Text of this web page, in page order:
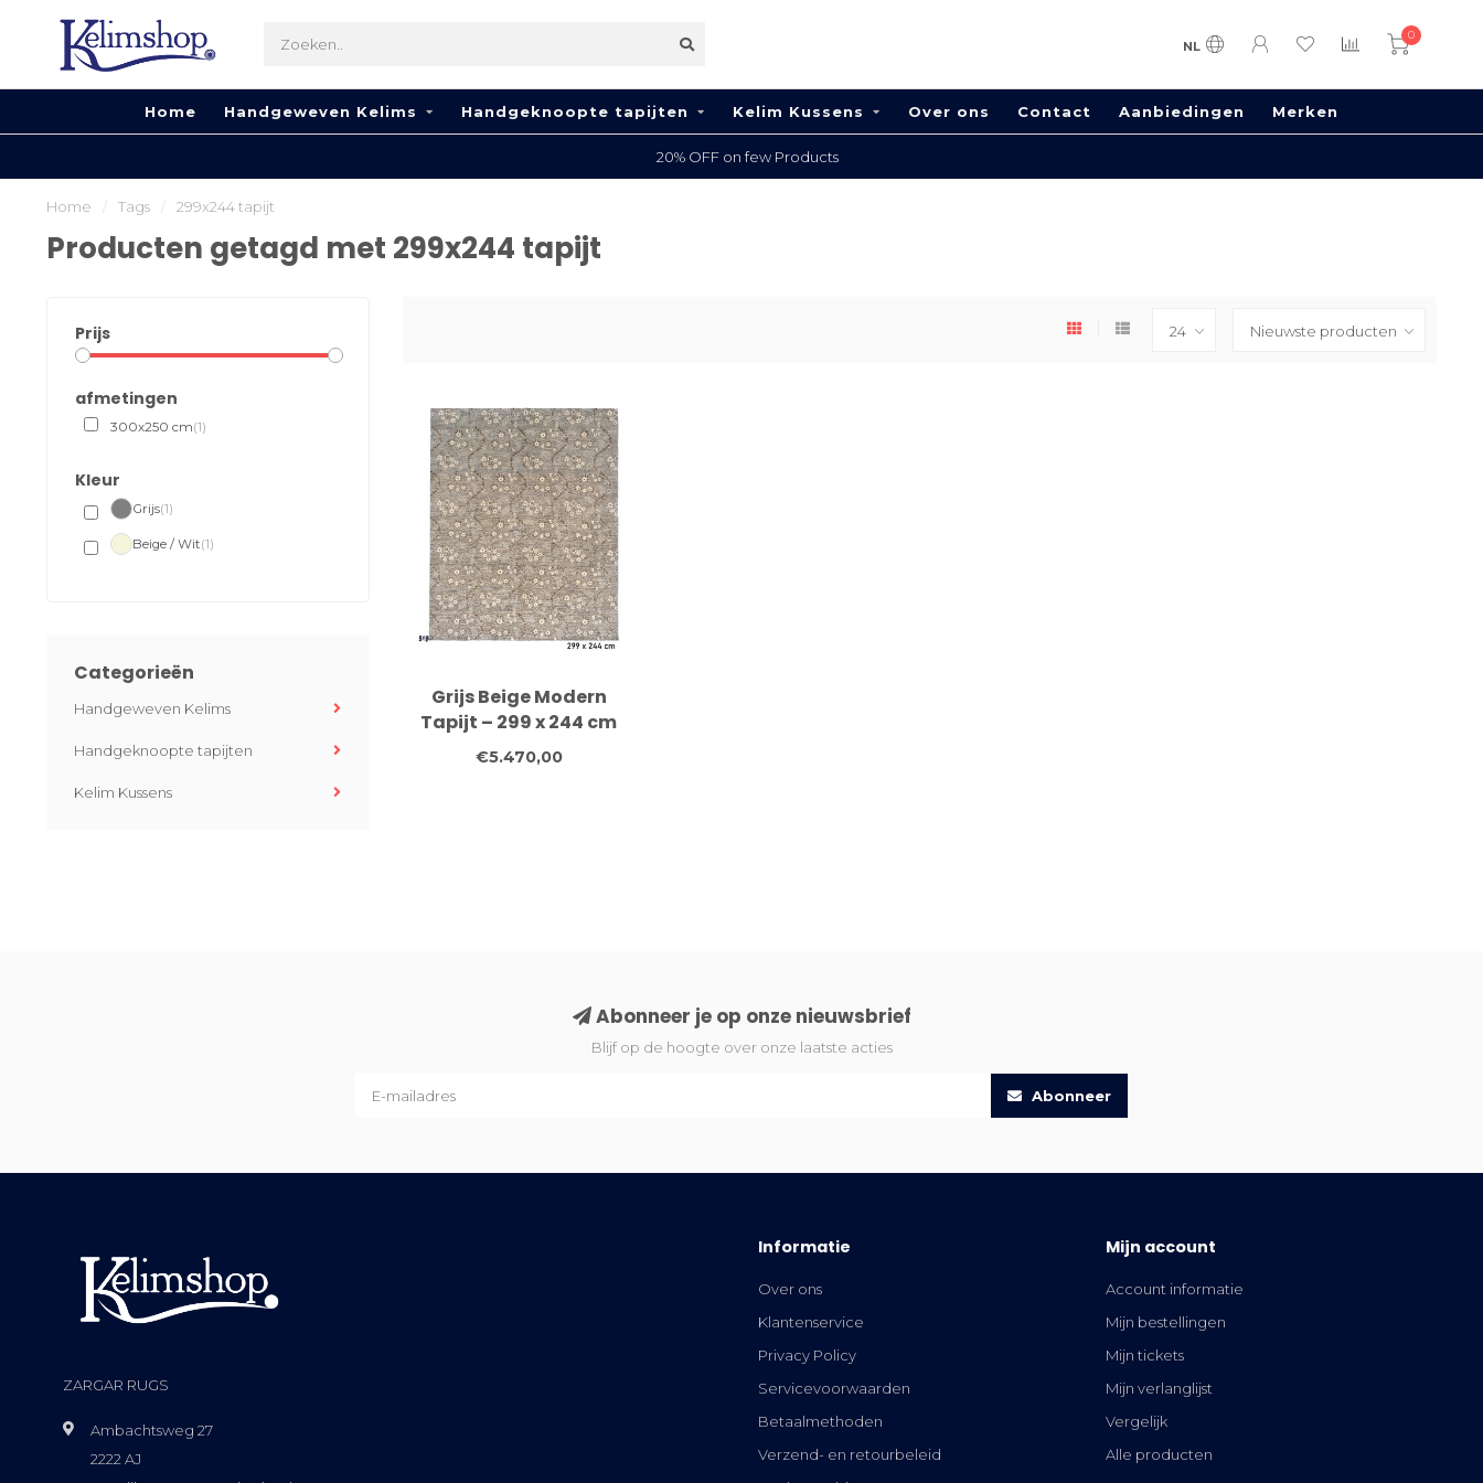
NL
0
Home Handgeweven Kelims Handgeknoopte tapijten Kelim Kussens Over ons Contact Aanbiedingen Merken
20% OFF on few Products
Home Tags 299x244 tapijt
Producten getagd met 299x244 tapijt
Prijs
afmetingen
300x250 cm(1)
Kleur
Grijs(1)
Beige / Wit(1)
Categorieën
Handgeweven Kelims
Handgeknoopte tapijten
Kelim Kussens
Grijs Beige Modern
Tapijt – 299 x 244 cm
– Handgeknoopt van
€5.470,00
Abonneer je op onze nieuwsbrief
Blijf op de hoogte over onze laatste acties
Abonneer
ZARGAR RUGS
Ambachtsweg 27
2222 AJ
Informatie
Over ons
Klantenservice
Privacy Policy
Servicevoorwaarden
Betaalmethoden
Verzend- en retourbeleid
Mijn account
Account informatie
Mijn bestellingen
Mijn tickets
Mijn verlanglijst
Vergelijk
Alle producten